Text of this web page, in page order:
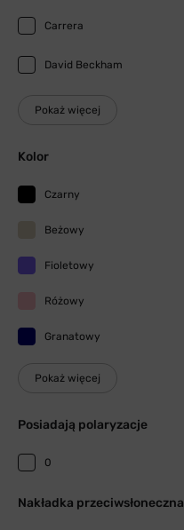
Carrera
David Beckham
Pokaż więcej
Kolor
Czarny
Beżowy
Fioletowy
Różowy
Granatowy
Pokaż więcej
Posiadają polaryzacje
0
Nakładka przeciwsłoneczna